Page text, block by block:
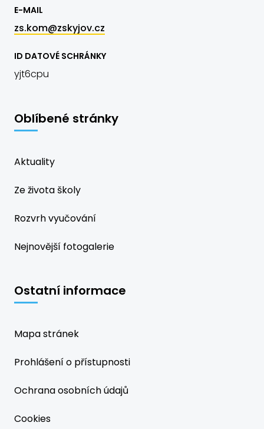
E-MAIL
zs.kom@zskyjov.cz
ID DATOVÉ SCHRÁNKY
yjt6cpu
Oblíbené stránky
Aktuality
Ze života školy
Rozvrh vyučování
Nejnovější fotogalerie
Ostatní informace
Mapa stránek
Prohlášení o přístupnosti
Ochrana osobních údajů
Cookies